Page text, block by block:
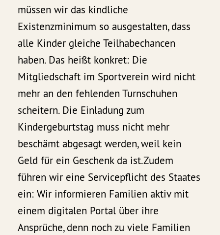
müssen wir das kindliche
Existenzminimum so ausgestalten, dass
alle Kinder gleiche Teilhabechancen
haben. Das heißt konkret: Die
Mitgliedschaft im Sportverein wird nicht
mehr an den fehlenden Turnschuhen
scheitern. Die Einladung zum
Kindergeburtstag muss nicht mehr
beschämt abgesagt werden, weil kein
Geld für ein Geschenk da ist.Zudem
führen wir eine Servicepflicht des Staates
ein: Wir informieren Familien aktiv mit
einem digitalen Portal über ihre
Ansprüche, denn noch zu viele Familien